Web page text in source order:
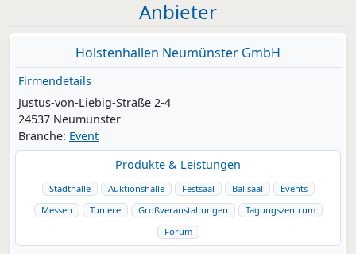
Anbieter
Holstenhallen Neumünster GmbH
Firmendetails
Justus-von-Liebig-Straße 2-4
24537 Neumünster
Branche: Event
Produkte & Leistungen
Stadthalle Auktionshalle Festsaal Ballsaal
Events
Messen
Tuniere Großveranstaltungen
Tagungszentrum
Forum